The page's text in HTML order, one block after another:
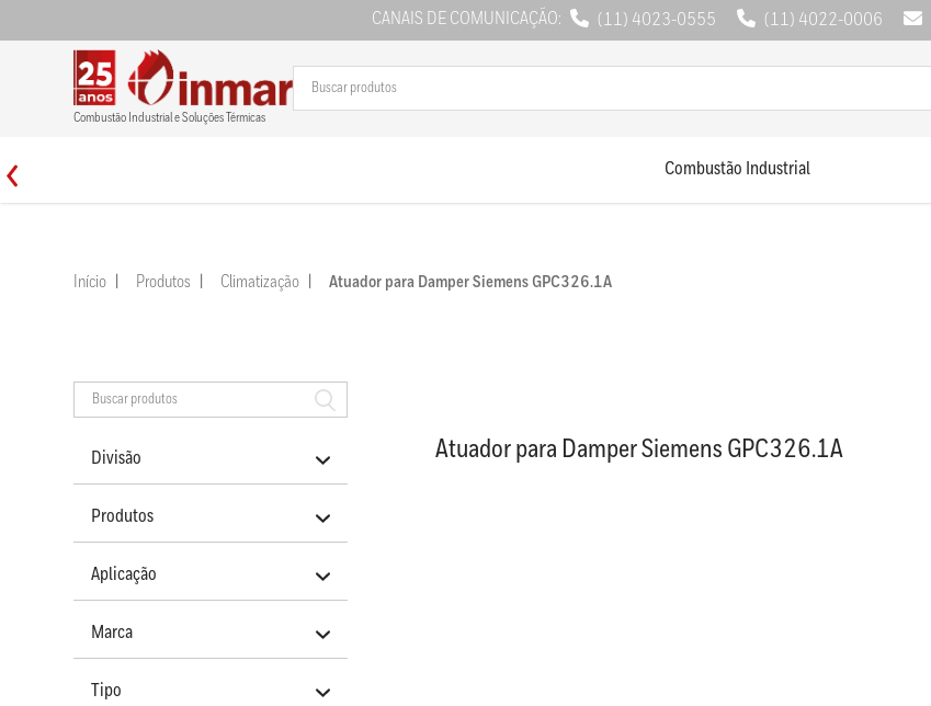
CANAIS DE COMUNICAÇÃO: (11) 4023-0555 (11) 4022-0006
Combustão Industrial e Soluções Térmicas
Combustão Industrial
Início Produtos Climatização Atuador para Damper Siemens GPC326.1A
Divisão
Produtos
Aplicação
Marca
Tipo
Atuador para Damper Siemens GPC326.1A